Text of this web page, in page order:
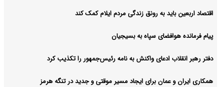
اقتصاد اربعین باید به رونق زندگی مردم ایلام کمک کند
پیام فرمانده هوافضای سپاه به بسیجیان
دفتر رهبر انقلاب ادعای واکنش به نامه رئیس‌جمهور را تکذیب کرد
همکاری ایران و عمان برای ایجاد مسیر موقتی و جدید در تنگه هرمز